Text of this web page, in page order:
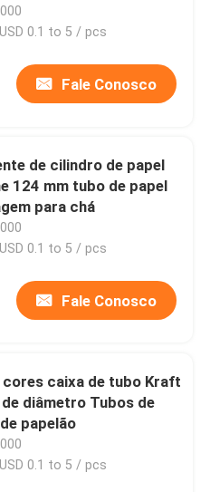
0.1 to 5 / pcs
Fale Conosco
de cilindro de papel
124 mm tubo de papel
para chá
0.1 to 5 / pcs
Fale Conosco
cores caixa de tubo Kraft
diâmetro Tubos de
papelão
0.1 to 5 / pcs